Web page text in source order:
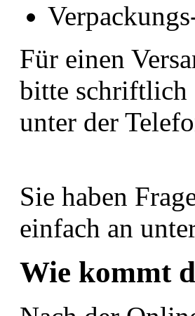
Für einen
bitte schriftlich
unter der
Sie haben
einfach an
Wie kommt